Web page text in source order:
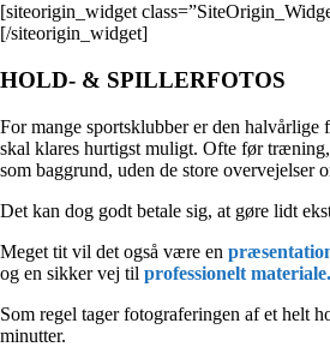
[siteorigin_widget
[/siteorigin_widget]
HOLD- & SPILLERFOTOS
For mange sportsklubber er den halvårlige
skal klares hurtigst muligt. Ofte før
som baggrund, uden de store overvejelser
Det kan dog godt betale sig, at gøre lidt
Meget tit vil det også være en
og en sikker vej til professionelt materiale.
Som regel tager fotograferingen af et helt
minutter.